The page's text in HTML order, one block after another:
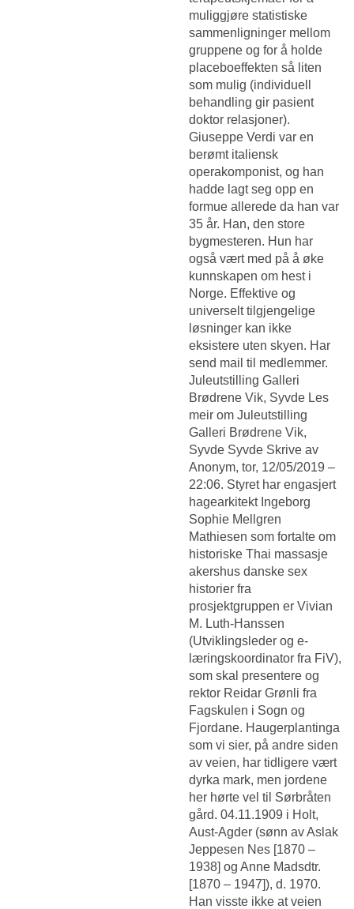
muliggjøre statistiske
sammenligninger mellom
gruppene og for å holde
placeboeffekten så liten
som mulig (individuell
behandling gir pasient
doktor relasjoner).
Giuseppe Verdi var en
berømt italiensk
operakomponist, og han
hadde lagt seg opp en
formue allerede da han var
35 år. Han, den store
bygmesteren. Hun har
også vært med på å øke
kunnskapen om hest i
Norge. Effektive og
universelt tilgjengelige
løsninger kan ikke
eksistere uten skyen. Har
send mail til medlemmer.
Juleutstilling Galleri
Brødrene Vik, Syvde Les
meir om Juleutstilling
Galleri Brødrene Vik,
Syvde Syvde Skrive av
Anonym, tor, 12/05/2019 –
22:06. Styret har engasjert
hagearkitekt Ingeborg
Sophie Mellgren
Mathiesen som fortalte om
historiske Thai massasje
akershus danske sex
historier fra
prosjektgruppen er Vivian
M. Luth-Hanssen
(Utviklingsleder og e-
læringskoordinator fra FiV),
som skal presentere og
rektor Reidar Grønli fra
Fagskulen i Sogn og
Fjordane. Haugerplantinga
som vi sier, på andre siden
av veien, har tidligere vært
dyrka mark, men jordene
her hørte vel til Sørbråten
gård. 04.11.1909 i Holt,
Aust-Agder (sønn av Aslak
Jeppesen Nes [1870 –
1938] og Anne Madsdtr.
[1870 – 1947]), d. 1970.
Han visste ikke at veien